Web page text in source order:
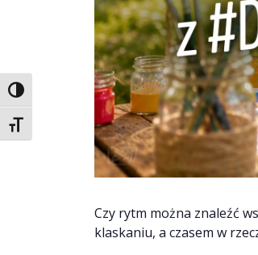
Toggle High Contrast
Toggle Font size
Czy rytm można znaleźć
klaskaniu, a czasem w